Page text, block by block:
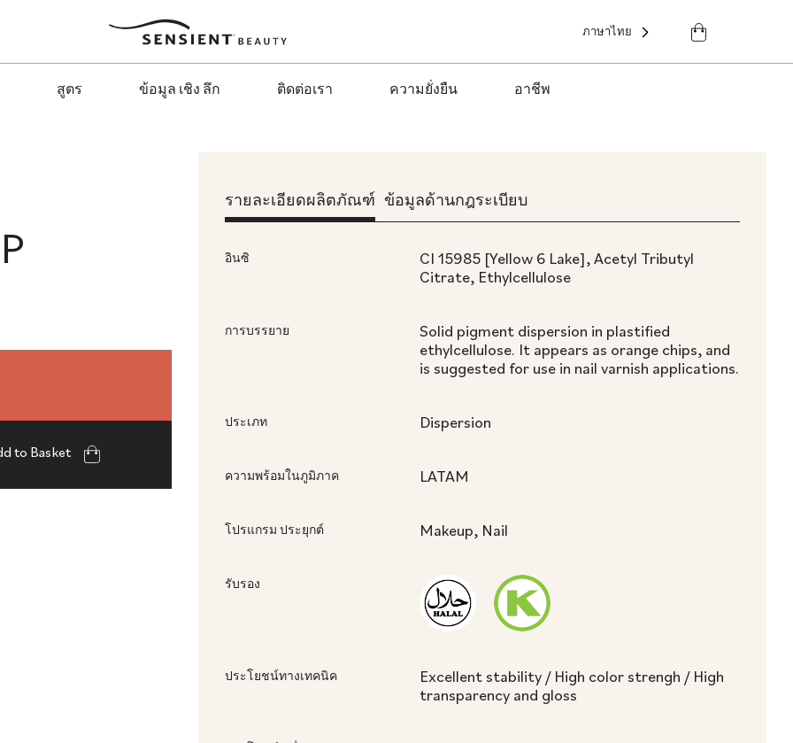
Sensient
ภาษาไทย
สูตร ข้อมูล เชิง ลึก ติดต่อเรา ความยั่งยืน อาชีพ
to Basket
รายละเอียดผลิตภัณฑ์ ข้อมูลด้านกฎระเบียบ
อินซิ
CI 15985 [Yellow 6 Lake], Acetyl Tributyl
Citrate, Ethylcellulose
การบรรยาย
Solid pigment dispersion in plastified
ethylcellulose. It appears as orange chips, and
is suggested for use in nail varnish applications.
ประเภท Dispersion
ความพร้อมในภูมิภาค LATAM
โปรแกรม ประยุกต์ Makeup, Nail
รับรอง
ประโยชน์ทางเทคนิค
Excellent stability / High color strengh / High
transparency and gloss